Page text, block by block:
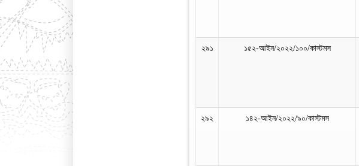
২৯১ ১৫২-আইন/২০২২/১০০/কাস্টমস
২৯২ ১৪২-আইন/২০২২/৯০/কাস্টমস